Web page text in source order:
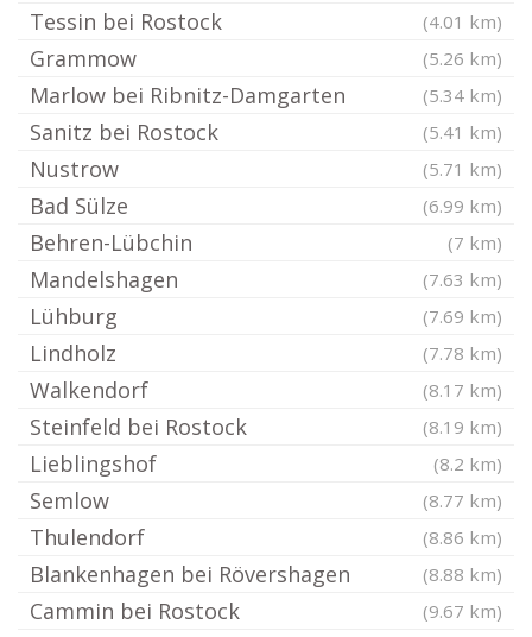
Tessin bei Rostock (4.01 km)
Grammow (5.26 km)
Marlow bei Ribnitz-Damgarten (5.34 km)
Sanitz bei Rostock (5.41 km)
Nustrow (5.71 km)
Bad Sülze (6.99 km)
Behren-Lübchin (7 km)
Mandelshagen (7.63 km)
Lühburg (7.69 km)
Lindholz (7.78 km)
Walkendorf (8.17 km)
Steinfeld bei Rostock (8.19 km)
Lieblingshof (8.2 km)
Semlow (8.77 km)
Thulendorf (8.86 km)
Blankenhagen bei Rövershagen (8.88 km)
Cammin bei Rostock (9.67 km)